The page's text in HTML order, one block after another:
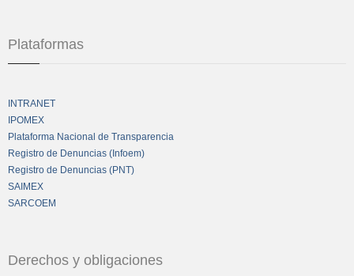
Plataformas
INTRANET
IPOMEX
Plataforma Nacional de Transparencia
Registro de Denuncias (Infoem)
Registro de Denuncias (PNT)
SAIMEX
SARCOEM
Derechos y obligaciones